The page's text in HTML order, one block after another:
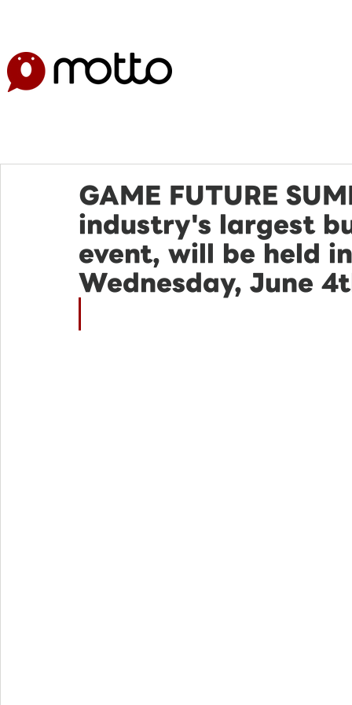
GAME FUTURE
industry's largest
event, will be held
Wednesday, June